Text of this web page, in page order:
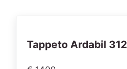
Tappeto Ardabil 312